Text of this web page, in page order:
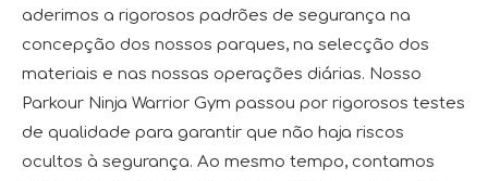
aderimos a rigorosos padrões de segurança na
concepção dos nossos parques, na selecção dos
materiais e nas nossas operações diárias. Nosso
Parkour Ninja Warrior Gym passou por rigorosos testes
de qualidade para garantir que não haja riscos
ocultos à segurança. Ao mesmo tempo, contamos